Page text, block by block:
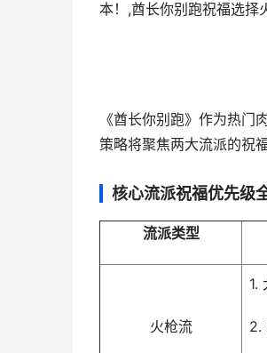
本！,酋长你别跑祝福选择
《酋长你别跑》作为热门
策略将聚焦两大流派的祝
核心流派祝福优先级
流派类型
火枪流
1.
2.